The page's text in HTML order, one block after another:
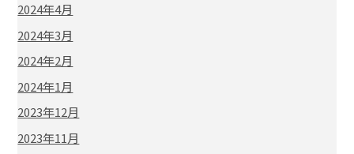
2024年4月
2024年3月
2024年2月
2024年1月
2023年12月
2023年11月